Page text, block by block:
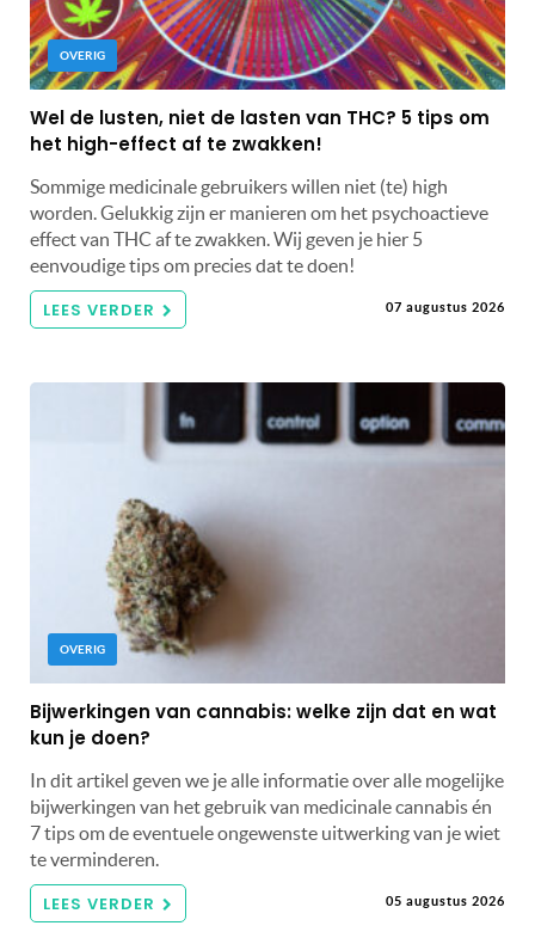
OVERIG
Wel de lusten, niet de lasten van THC? 5 tips om
het high-effect af te zwakken!
Sommige medicinale gebruikers willen niet (te) high
worden. Gelukkig zijn er manieren om het psychoactieve
effect van THC af te zwakken. Wij geven je hier 5
eenvoudige tips om precies dat te doen!
LEES VERDER 07 augustus 2026
OVERIG
Bijwerkingen van cannabis: welke zijn dat en wat
kun je doen?
In dit artikel geven we je alle informatie over alle mogelijke
bijwerkingen van het gebruik van medicinale cannabis én
7 tips om de eventuele ongewenste uitwerking van je wiet
te verminderen.
LEES VERDER 05 augustus 2026